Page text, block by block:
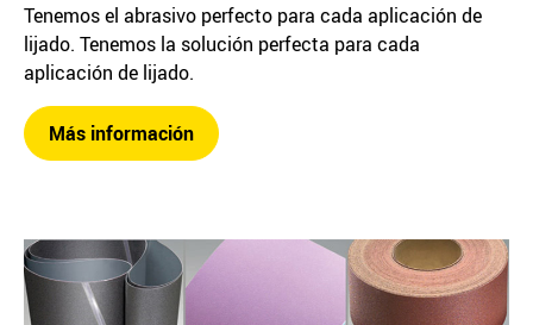
Tenemos el abrasivo perfecto para cada aplicación de
lijado. Tenemos la solución perfecta para cada
aplicación de lijado.
Más información